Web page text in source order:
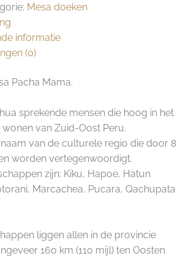
Mesa doeken
informatie
(0)
Pacha Mama.
sprekende mensen die hoog in het
van Zuid-Oost Peru.
naam van de culturele regio die door 8
worden vertegenwoordigt.
zijn: Kiku, Hapoe, Hatun
Marcachea, Pucara, Qachupata
liggen allen in de provincie
160 km (110 mijl) ten Oosten